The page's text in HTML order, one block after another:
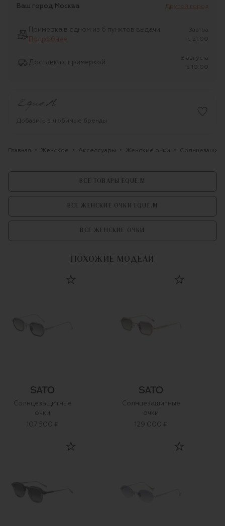
Ваш город Москва Другой город
Примерка в одном из 6 пунктов выдачи
Подробнее
Завтра
c 21:00
Доставка с примеркой
8 августа
c 10:00
Добавить в любимые бренды
Главная Женское Аксессуары Женские очки
ВСЕ ТОВАРЫ EQUE.M
ВСЕ ЖЕНСКИЕ ОЧКИ EQUE.M
ВСЕ ЖЕНСКИЕ ОЧКИ
ПОХОЖИЕ МОДЕЛИ
Солнцезащитные
очки
107 500 ₽
Солнцезащитные
очки
129 000 ₽